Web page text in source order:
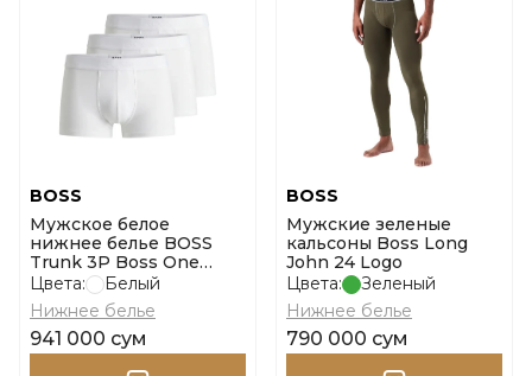
BOSS
Мужское белое
нижнее белье BOSS
Trunk 3P Boss One
размер m
Цвета:
Белый
Нижнее белье
941 000 сум
BOSS
Мужские зеленые
кальсоны Boss Long
John 24 Logo
Цвета:
Зеленый
Нижнее белье
790 000 сум